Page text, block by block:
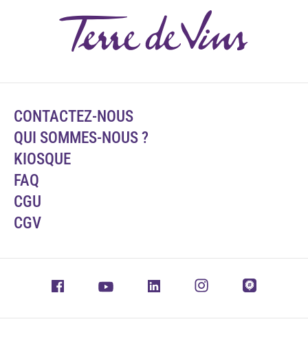
CONTACTEZ-NOUS
QUI SOMMES-NOUS ?
KIOSQUE
FAQ
CGU
CGV